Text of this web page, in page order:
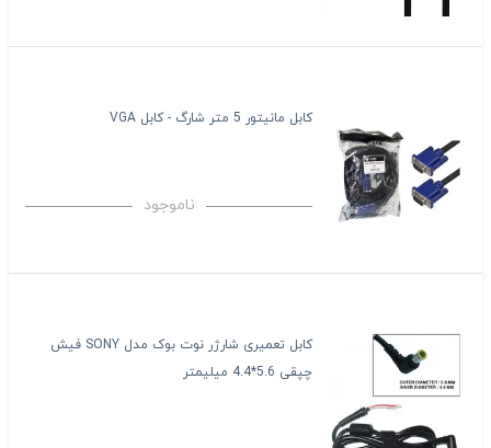
کابل مانیتور 5 متر شارگ - کابل VGA
ناموجود
کابل تعمیری شارژر نوت بوک مدل SONY فیش
چپقی 5.6*4.4 میلیمتر